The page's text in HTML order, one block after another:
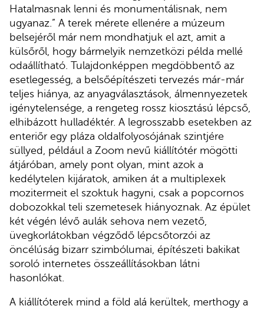
Hatalmasnak lenni és monumentálisnak, nem
ugyanaz.” A terek mérete ellenére a múzeum
belsejéről már nem mondhatjuk el azt, amit a
külsőről, hogy bármelyik nemzetközi példa mellé
odaállítható. Tulajdonképpen megdöbbentő az
esetlegesség, a belsőépítészeti tervezés már-már
teljes hiánya, az anyagválasztások, álmennyezetek
igénytelensége, a rengeteg rossz kiosztású lépcső,
elhibázott hulladéktér. A legrosszabb esetekben az
enteriőr egy pláza oldalfolyosójának szintjére
süllyed, például a Zoom nevű kiállítótér mögötti
átjáróban, amely pont olyan, mint azok a
kedélytelen kijáratok, amiken át a multiplexek
mozitermeit el szoktuk hagyni, csak a popcornos
dobozokkal teli szemetesek hiányoznak. Az épület
két végén lévő aulák sehova nem vezető,
üvegkorlátokban végződő lépcsőtorzói az
öncélúság bizarr szimbólumai, építészeti bakikat
soroló internetes összeállításokban látni
hasonlókat.
A kiállítóterek mind a föld alá kerültek, merthogy a